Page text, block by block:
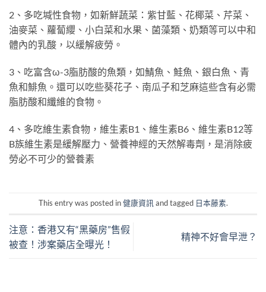
2、多吃堿性食物，如新鮮蔬菜：紫甘藍、花椰菜、芹菜、
油麥菜、蘿蔔纓、小白菜和水果、菌藻類、奶類等可以中和
體內的乳酸，以緩解疲勞。
3、吃富含ω-3脂肪酸的魚類，如鯖魚、鮭魚、銀白魚、青
魚和鯡魚。還可以吃些葵花子、南瓜子和芝麻這些含有必需
脂肪酸和纖維的食物。
4、多吃維生素食物，維生素B1、維生素B6、維生素B12等
B族維生素是緩解壓力、營養神經的天然解毒劑，是消除疲
勞必不可少的營養素
This entry was posted in健康資訊 and tagged 日本藤素.
注意：香港又有“黑藥房”售假
被查！涉案藥店全曝光！
精神不好會早泄？